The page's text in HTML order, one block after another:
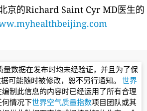
京的Richard Saint Cyr MD医生的
量数据在发布时均未经验证，并且为了保
可能随时被修改，恕不另行通知。 世界
制此信息的内容时已经运用了所有合理
情况下世界空气质量指数项目团队或其